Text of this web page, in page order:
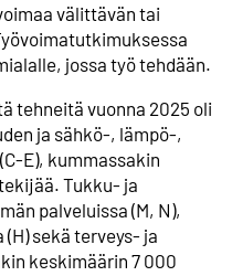
välittävän tai
jossa työ tehdään.
tehneitä vuonna 2025 oli
ja sähkö-, lämpö-,
E), kummassakin
Tukku- ja
palveluissa (M, N),
sekä terveys- ja
keskimäärin 7 000